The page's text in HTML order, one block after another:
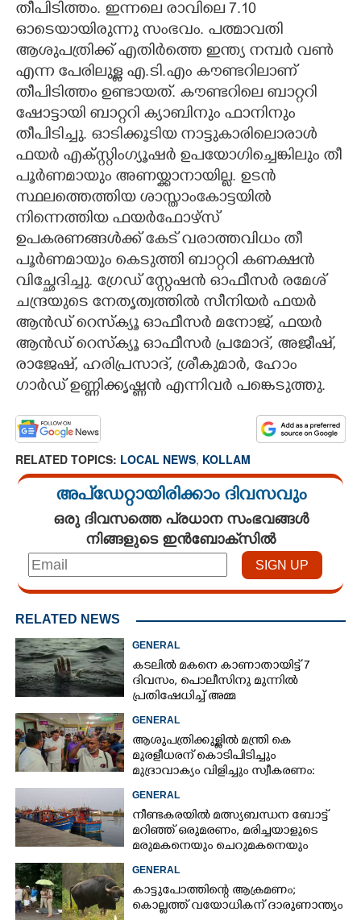
INFO+
ART
ASTRO
CARTOONS
LITERATURE
ZOOM
CONTACT US
തീപിടിത്തം. ഇന്നലെ രാവിലെ 7.10
ഓടെയായിരുന്നു സംഭവം. പത്മാവതി
ആശുപത്രിക്ക് എതിർത്തെ ഇന്ത്യ നമ്പർ വൺ
എന്ന പേരിലുള്ള എ.ടി.എം കൗണ്ടറിലാണ്
തീപിടിത്തം ഉണ്ടായത്. കൗണ്ടറിലെ ബാറ്ററി
ഷോട്ടായി ബാറ്ററി ക്യാബിനും ഫാനിനും
തീപിടിച്ചു. ഓടിക്കൂടിയ നാട്ടുകാരിലൊരാൾ
ഫയർ എക്സ്റ്റിംഗ്യൂഷർ ഉപയോഗിച്ചെങ്കിലും തീ
പൂർണമായും അണയ്ക്കാനായില്ല. ഉടൻ
സ്ഥലത്തെത്തിയ ശാസ്താംകോട്ടയിൽ
നിന്നെത്തിയ ഫയർഫോഴ്സ്
ഉപകരണങ്ങൾക്ക് കേട് വരാത്തവിധം തീ
പൂർണമായും കെടുത്തി ബാറ്ററി കണക്ഷൻ
വിച്ഛേദിച്ചു. ഗ്രേഡ് സ്റ്റേഷൻ ഓഫീസർ രമേശ്‌
ചന്ദ്രയുടെ നേതൃത്വത്തിൽ സീനിയർ ഫയർ
ആൻഡ് റെസ്ക്യൂ ഓഫീസർ മനോജ്, ഫയർ
ആൻഡ് റെസ്ക്യൂ ഓഫീസർ പ്രമോദ്, അജീഷ്,
രാജേഷ്, ഹരിപ്രസാദ്, ശ്രീകുമാർ, ഹോം
ഗാർഡ് ഉണ്ണിക്കൃഷ്ണൻ എന്നിവർ പങ്കെടുത്തു.
RELATED TOPICS: LOCAL NEWS, KOLLAM
അപ്ഡേറ്റായിരിക്കാം ദിവസവും
ഒരു ദിവസത്തെ പ്രധാന സംഭവങ്ങൾ
നിങ്ങളുടെ ഇൻബോക്സിൽ
RELATED NEWS
GENERAL
കടലിൽ മകനെ കാണാതായിട്ട് 7
ദിവസം, പൊലീസിനു മുന്നിൽ
പ്രതിഷേധിച്ച് അമ്മ
GENERAL
ആശുപത്രിക്കുള്ളിൽ മന്ത്രി കെ
മുരളീധരന് കൊടിപിടിച്ചും
മുദ്രാവാക്യം വിളിച്ചും സ്വീകരണം:
പിന്നാലെ വ്യാപകവിമർശനം
GENERAL
നീണ്ടകരയിൽ മത്സ്യബന്ധന ബോട്ട്
മറിഞ്ഞ്​ ഒരുമരണം,​ മരിച്ചയാളുടെ
മരുമകനെയും ചെറുമകനെയും
കാണാനില്ല
GENERAL
കാട്ടുപോത്തിന്റെ ആക്രമണം;
കൊല്ലത്ത് വയോധികന് ദാരുണാന്ത്യം